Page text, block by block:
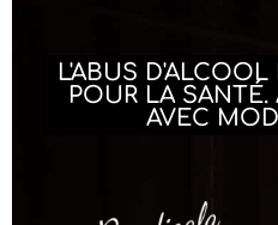
L'ABUS D'ALCOOL
POUR LA
AVEC